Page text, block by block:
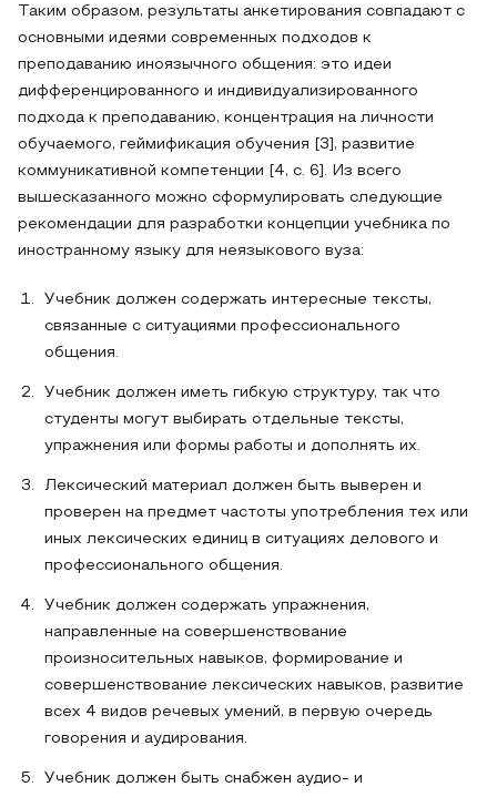
Таким образом, результаты анкетирования совпадают с
основными идеями современных подходов к
преподаванию иноязычного общения: это идеи
дифференцированного и индивидуализированного
подхода к преподаванию, концентрация на личности
обучаемого, геймификация обучения [3], развитие
коммуникативной компетенции [4, c. 6]. Из всего
вышесказанного можно сформулировать следующие
рекомендации для разработки концепции учебника по
иностранному языку для неязыкового вуза:
Учебник должен содержать интересные тексты,
связанные с ситуациями профессионального
общения.
Учебник должен иметь гибкую структуру, так что
студенты могут выбирать отдельные тексты,
упражнения или формы работы и дополнять их.
Лексический материал должен быть выверен и
проверен на предмет частоты употребления тех или
иных лексических единиц в ситуациях делового и
профессионального общения.
Учебник должен содержать упражнения,
направленные на совершенствование
произносительных навыков, формирование и
совершенствование лексических навыков, развитие
всех 4 видов речевых умений, в первую очередь
говорения и аудирования.
Учебник должен быть снабжен аудио- и